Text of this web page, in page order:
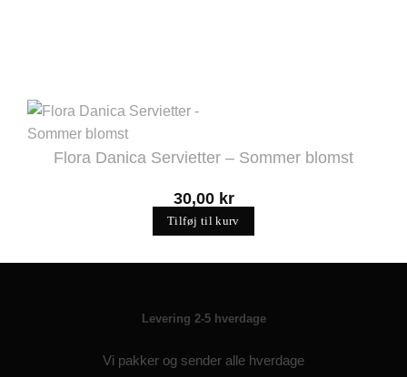
Flora Danica Servietter – Sommer blomst
30,00 kr
Tilføj til kurv
Levering 2-5 hverdage
Vi pakker og sender alle hverdage